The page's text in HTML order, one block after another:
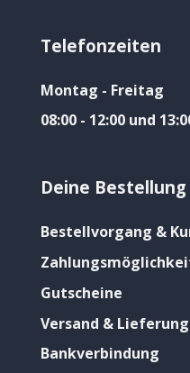
Telefonzeiten
Montag - Freitag
08:00 - 12:00 und
Deine Bestellung
Bestellvorgang &
Gutscheine
Versand & Lieferung
Bankverbindung